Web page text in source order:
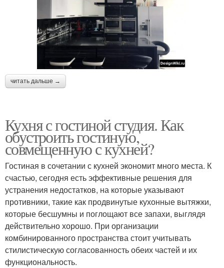
читать дальше →
Кухня с гостиной студия. Как
обустроить гостиную,
совмещенную с кухней?
Гостиная в сочетании с кухней экономит много места. К
счастью, сегодня есть эффективные решения для
устранения недостатков, на которые указывают
противники, такие как продвинутые кухонные вытяжки,
которые бесшумны и поглощают все запахи, выглядя
действительно хорошо. При организации
комбинированного пространства стоит учитывать
стилистическую согласованность обеих частей и их
функциональность.